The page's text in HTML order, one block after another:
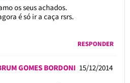
os seus achados.
é só ir a caça rsrs.
RESPONDER
GOMES BORDONI 15/12/2014